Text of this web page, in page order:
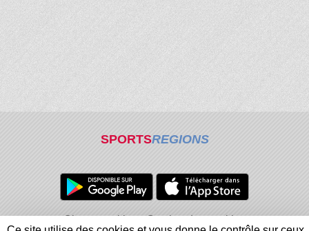
SPORTSREGIONS
Charte cookies
Gestion des cookies